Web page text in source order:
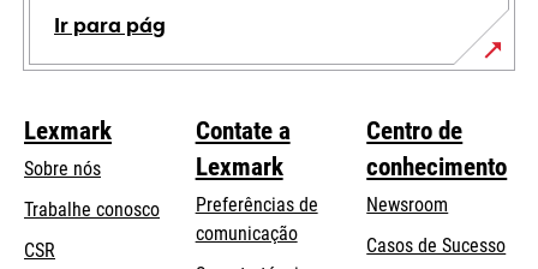
Ir para pág
Lexmark
Sobre nós
Trabalhe conosco
CSR
Contate a
Lexmark
Preferências de
comunicação
Centro de
conhecimento
Newsroom
Casos de Sucesso